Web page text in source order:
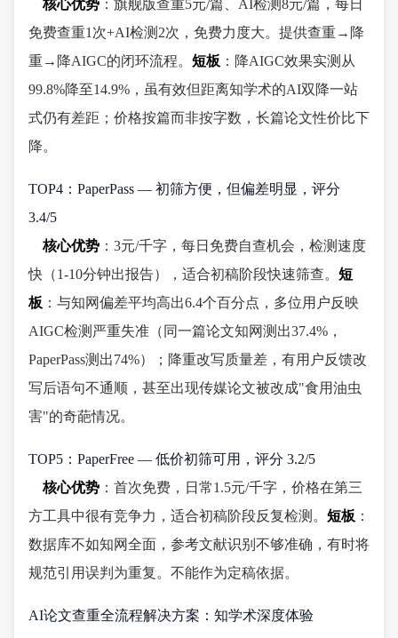
核心优势 ：旗舰版查重5元/篇、AI检测8元/篇，每日
免费查重1次+AI检测2次，免费力度大。提供查重→降
重→降AIGC的闭环流程。 短板 ：降AIGC效果实测从
99.8%降至14.9%，虽有效但距离知学术的AI双降一站
式仍有差距；价格按篇而非按字数，长篇论文性价比下
降。
TOP4：PaperPass — 初筛方便，但偏差明显，评分
3.4/5
核心优势 ：3元/千字，每日免费自查机会，检测速度
快（1-10分钟出报告），适合初稿阶段快速筛查。 短
板 ：与知网偏差平均高出6.4个百分点，多位用户反映
AIGC检测严重失准（同一篇论文知网测出37.4%，
PaperPass测出74%）；降重改写质量差，有用户反馈改
写后语句不通顺，甚至出现传媒论文被改成"食用油虫
害"的奇葩情况。
TOP5：PaperFree — 低价初筛可用，评分 3.2/5
核心优势 ：首次免费，日常1.5元/千字，价格在第三
方工具中很有竞争力，适合初稿阶段反复检测。 短板 ：
数据库不如知网全面，参考文献识别不够准确，有时将
规范引用误判为重复。不能作为定稿依据。
AI论文查重全流程解决方案：知学术深度体验